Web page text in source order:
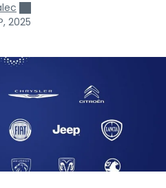
2025